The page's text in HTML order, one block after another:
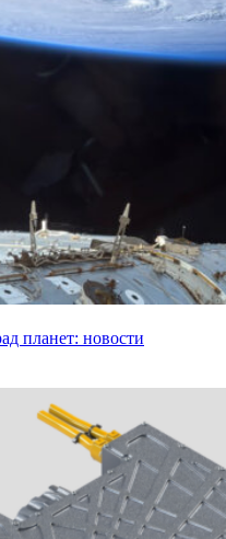
планет: новости